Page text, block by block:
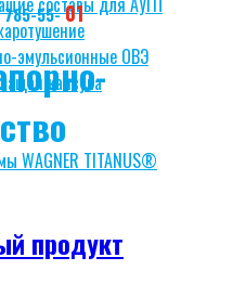
эмульсионные ОВЭ
капсула
WAGNER TITANUS®
785-55-01
продукт